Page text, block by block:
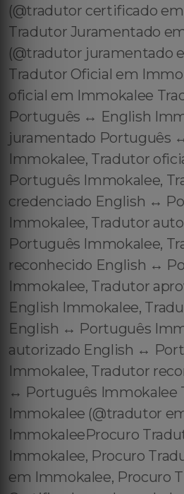
(@tradutor certificado
Tradutor Juramentado
(@tradutor juramentado
Tradutor Oficial em
oficial em Immokalee
Português ↔️ English
juramentado Português
Immokalee, Tradutor
Português Immokalee,
credenciado English ↔️
Immokalee, Tradutor
Português Immokalee,
reconhecido English ↔️
Immokalee, Tradutor
English Immokalee,
English ↔️ Português
autorizado English ↔️
Immokalee, Tradutor
↔️ Português Immokalee
Immokalee (@tradutor
ImmokaleeProcuro
Immokalee, Procuro
em Immokalee, Procuro